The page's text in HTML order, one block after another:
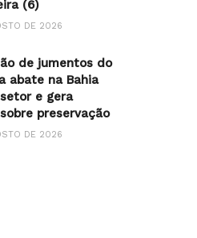
(6)
DE 2026
de jumentos do
abate na Bahia
e gera
preservação
DE 2026